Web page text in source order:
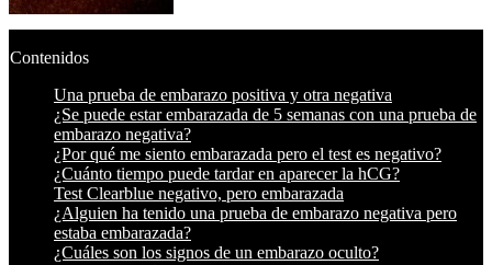
Contenidos
Una prueba de embarazo positiva y otra negativa
¿Se puede estar embarazada de 5 semanas con una prueba de
embarazo negativa?
¿Por qué me siento embarazada pero el test es negativo?
¿Cuánto tiempo puede tardar en aparecer la hCG?
Test Clearblue negativo, pero embarazada
¿Alguien ha tenido una prueba de embarazo negativa pero
estaba embarazada?
¿Cuáles son los signos de un embarazo oculto?